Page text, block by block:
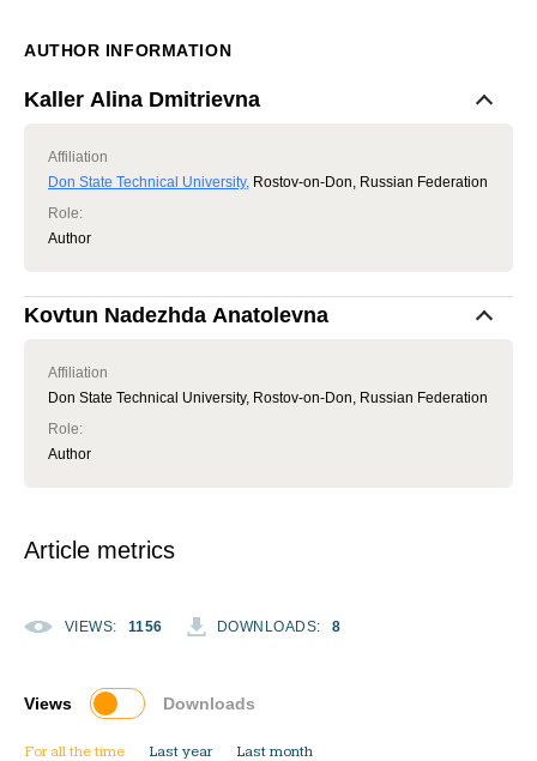
AUTHOR INFORMATION
Kaller Alina Dmitrievna
Affiliation
Don State Technical University, Rostov-on-Don, Russian Federation
Role:
Author
Kovtun Nadezhda Anatolevna
Affiliation
Don State Technical University, Rostov-on-Don, Russian Federation
Role:
Author
Article metrics
VIEWS: 1156 DOWNLOADS: 8
For all the time Last year Last month
Views Downloads